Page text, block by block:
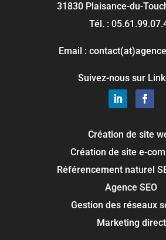
31830 Plaisance-du-
Tél. :
Email :
Suivez-nous sur
Création de site
Création de site e-
Référencement naturel
Agence SEO
Gestion des réseaux
Marketing direct